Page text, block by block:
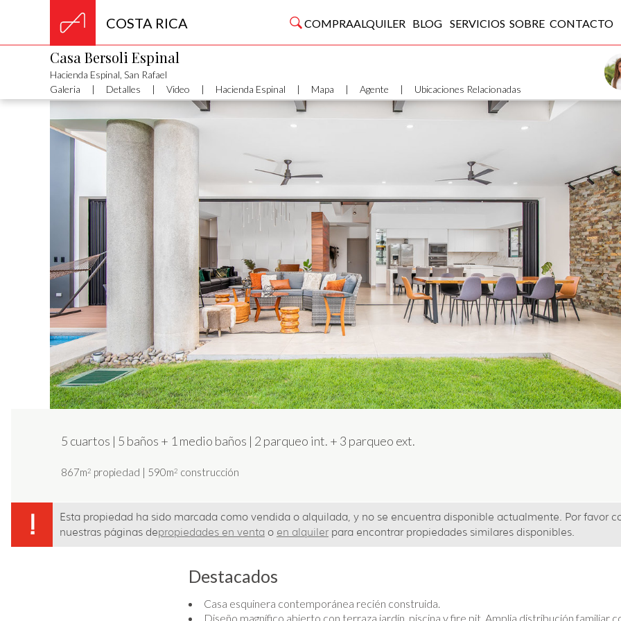
COSTA RICA COMPRAALQUILER BLOG SERVICIOS SOBRE CONTACTO
Casa Bersoli Espinal
Hacienda Espinal, San Rafael
Galeria
| Detalles | Video | Hacienda Espinal | Mapa | Agente | Ubicaciones Relacionadas
5 cuartos | 5 baños + 1 medio baños | 2 parqueo int. + 3 parqueo ext.
867m2 propiedad | 590m2 construcción
! Esta propiedad ha sido marcada como vendida o alquilada, y no se encuentra disponible actualmente. Por favor
nuestras páginas depropiedades en venta o en alquiler para encontrar propiedades similares disponibles.
Destacados
Casa esquinera contemporánea recién construida.
Diseño magnífico abierto con terraza jardín, piscina y fire pit. Amplia distribución familiar